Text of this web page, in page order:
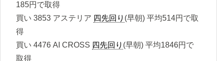
185円で取得
買い 3853 アステリア 四先回り (早朝) 平均514円で取
得
買い 4476 AI CROSS 四先回り (早朝) 平均1846円で
取得